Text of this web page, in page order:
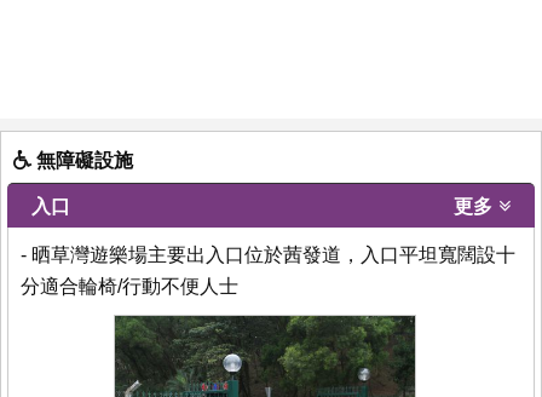
無障礙設施
入口 更多
- 晒草灣遊樂場主要出入口位於茜發道，入口平坦寬闊設十
分適合輪椅/行動不便人士